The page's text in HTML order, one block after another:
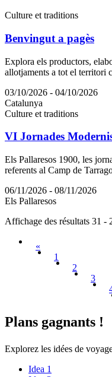
Culture et traditions
Benvingut a pagès
Explora els productors,
allotjaments a tot el territori
03/10/2026 - 04/10/2026
Catalunya
Culture et traditions
VI Jornades
Els Pallaresos 1900, les
referents al Camp de
06/11/2026 - 08/11/2026
Els Pallaresos
Affichage des résultats 31 -
«
1
2
3
Plans gagnants !
Explorez les idées de
Idea 1